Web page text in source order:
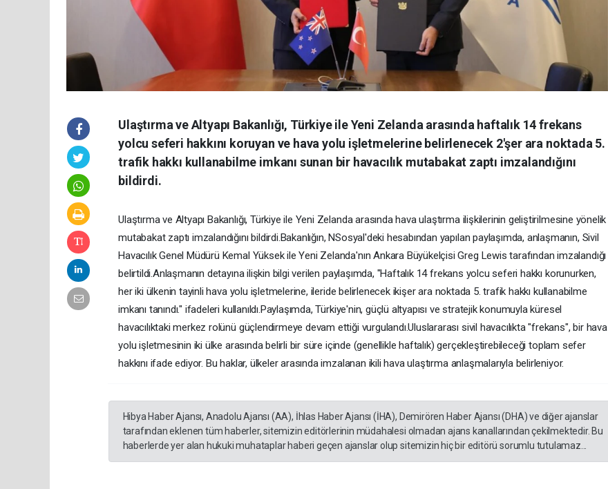
Ulaştırma ve Altyapı Bakanlığı, Türkiye ile Yeni Zelanda arasında haftalık 14 frekans
yolcu seferi hakkını koruyan ve hava yolu işletmelerine belirlenecek 2'şer ara noktada 5.
trafik hakkı kullanabilme imkanı sunan bir havacılık mutabakat zaptı imzalandığını
bildirdi.
Ulaştırma ve Altyapı Bakanlığı, Türkiye ile Yeni Zelanda arasında hava ulaştırma ilişkilerinin geliştirilmesine yönelik
mutabakat zaptı imzalandığını bildirdi.Bakanlığın, NSosyal'deki hesabından yapılan paylaşımda, anlaşmanın, Sivil
Havacılık Genel Müdürü Kemal Yüksek ile Yeni Zelanda'nın Ankara Büyükelçisi Greg Lewis tarafından imzalandığı
belirtildi.Anlaşmanın detayına ilişkin bilgi verilen paylaşımda, "Haftalık 14 frekans yolcu seferi hakkı korunurken,
her iki ülkenin tayinli hava yolu işletmelerine, ileride belirlenecek ikişer ara noktada 5. trafik hakkı kullanabilme
imkanı tanındı." ifadeleri kullanıldı.Paylaşımda, Türkiye'nin, güçlü altyapısı ve stratejik konumuyla küresel
havacılıktaki merkez rolünü güçlendirmeye devam ettiği vurgulandı.Uluslararası sivil havacılıkta "frekans", bir hava
yolu işletmesinin iki ülke arasında belirli bir süre içinde (genellikle haftalık) gerçekleştirebileceği toplam sefer
hakkını ifade ediyor. Bu haklar, ülkeler arasında imzalanan ikili hava ulaştırma anlaşmalarıyla belirleniyor.
Hibya Haber Ajansı, Anadolu Ajansı (AA), İhlas Haber Ajansı (İHA), Demirören Haber Ajansı (DHA) ve diğer ajanslar
tarafından eklenen tüm haberler, sitemizin editörlerinin müdahalesi olmadan ajans kanallarından çekilmektedir. Bu
haberlerde yer alan hukuki muhataplar haberi geçen ajanslar olup sitemizin hiç bir editörü sorumlu tutulamaz...